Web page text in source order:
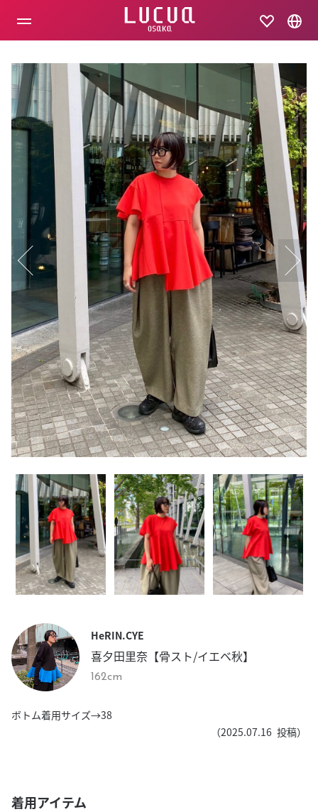
HeRIN.CYE
喜夕田里奈【骨スト/イエベ秋】
162cm
ボトム着用サイズ→38
（2025.07.16 投稿）
着用アイテム